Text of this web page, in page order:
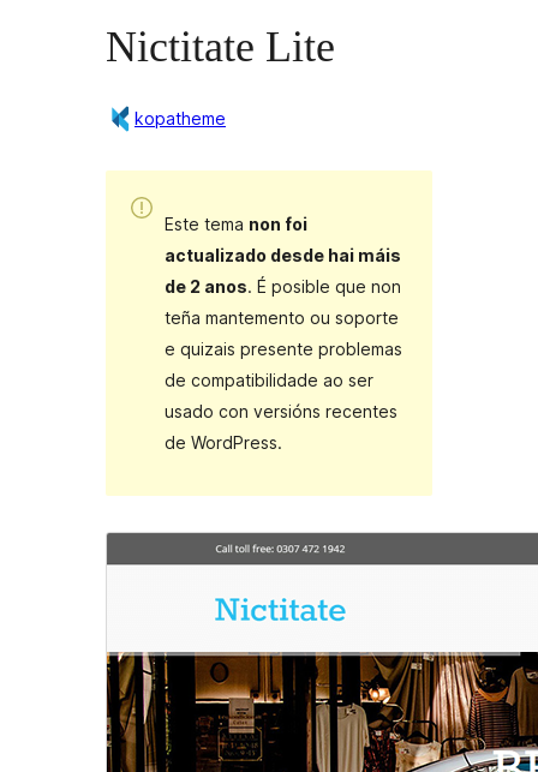
Nictitate Lite
kopatheme
Este tema non foi
actualizado desde hai máis
de 2 anos. É posible que non
teña mantemento ou soporte
e quizais presente problemas
de compatibilidade ao ser
usado con versións recentes
de WordPress.